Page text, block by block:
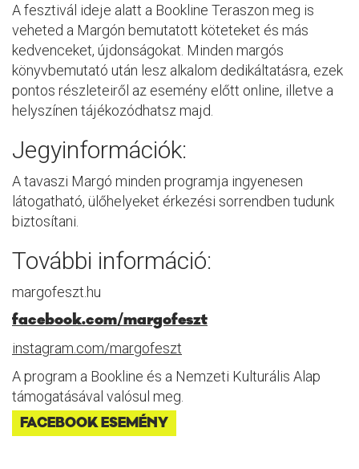
A fesztivál ideje alatt a Bookline Teraszon meg is
veheted a Margón bemutatott köteteket és más
kedvenceket, újdonságokat. Minden margós
könyvbemutató után lesz alkalom dedikáltatásra, ezek
pontos részleteiről az esemény előtt online, illetve a
helyszínen tájékozódhatsz majd.
Jegyinformációk:
A tavaszi Margó minden programja ingyenesen
látogatható, ülőhelyeket érkezési sorrendben tudunk
biztosítani.
További információ:
margofeszt.hu
facebook.com/margofeszt
instagram.com/margofeszt
A program a Bookline és a Nemzeti Kulturális Alap
támogatásával valósul meg.
FACEBOOK ESEMÉNY